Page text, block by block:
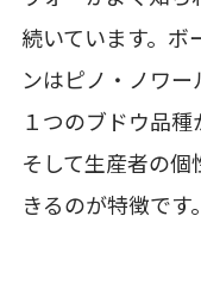
続いています。ボ
ンはピノ・ノワ
１つのブドウ品種
そして生産者の
きるのが特徴です。